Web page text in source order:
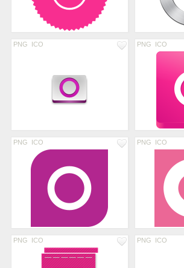
PNG ICO PNG ICO
PNG ICO PNG ICO
PNG ICO PNG ICO